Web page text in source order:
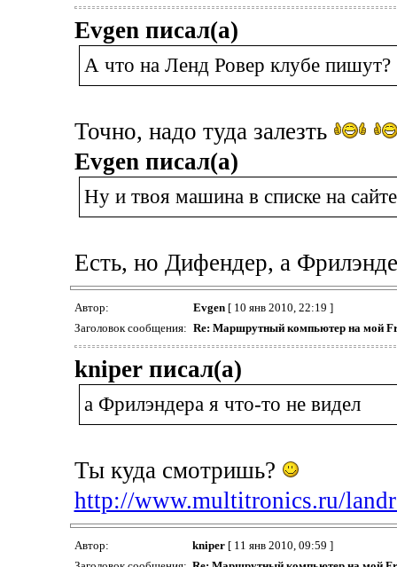
Evgen писал(а)
А что на Ленд Ровер клубе пишут?
Точно, надо туда залезть
Evgen писал(а)
Ну и твоя машина в списке на
Есть, но Дифендер, а
Автор: Evgen[ 10 янв 2010, 22:19 ]
Заголовок сообщения: Re: Маршрутный компьютер на мой
kniper писал(а)
а Фрилэндера я что-то не видел
Ты куда смотришь?
http://www.multitronics.ru/
Автор: kniper[ 11 янв 2010, 09:59 ]